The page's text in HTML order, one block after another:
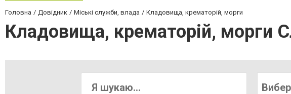
Головна Довідник Міські служби, влада Кладовища, крематорій, морги
Кладовища, крематорій, морги